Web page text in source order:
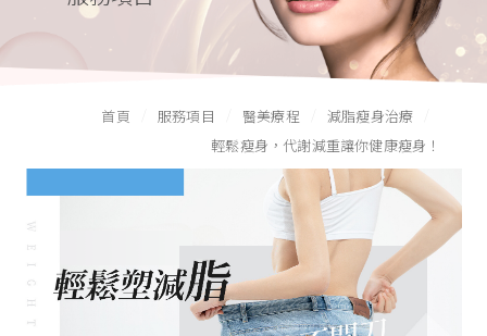
推薦分院
醫療團隊
客戶分享
最新消息
線上預約
首頁 服務項目 醫美療程
減脂瘦身治療
輕鬆瘦身，代謝減重讓你健康瘦身！